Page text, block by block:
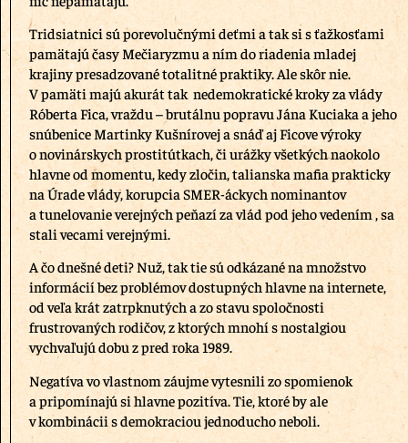
Tridsiatnici sú porevolučnými deťmi a tak si s ťažkosťami
pamätajú časy Mečiaryzmu a ním do riadenia mladej
krajiny presadzované totalitné praktiky. Ale skôr nie.
V pamäti majú akurát tak nedemokratické kroky za vlády
Róberta Fica, vraždu – brutálnu popravu Jána Kuciaka a jeho
snúbenice Martinky Kušnírovej a snáď aj Ficove výroky
o novinárskych prostitútkach, či urážky všetkých naokolo
hlavne od momentu, kedy zločin, talianska mafia prakticky
na Úrade vlády, korupcia SMER-áckych nominantov
a tunelovanie verejných peňazí za vlád pod jeho vedením , sa
stali vecami verejnými.
A čo dnešné deti? Nuž, tak tie sú odkázané na množstvo
informácií bez problémov dostupných hlavne na internete,
od veľa krát zatrpknutých a zo stavu spoločnosti
frustrovaných rodičov, z ktorých mnohí s nostalgiou
vychvaľujú dobu z pred roka 1989.
Negatíva vo vlastnom záujme vytesnili zo spomienok
a pripomínajú si hlavne pozitíva. Tie, ktoré by ale
v kombinácii s demokraciou jednoducho neboli.